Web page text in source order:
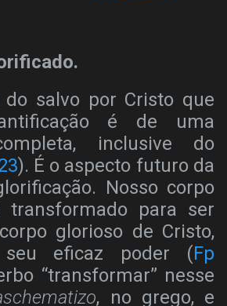
do salvo por Cristo que
é de uma
inclusive do
). É o aspecto futuro da
Nosso corpo
transformado para ser
glorioso de Cristo,
eficaz poder (Fp
“transformar” nesse
, no grego, e